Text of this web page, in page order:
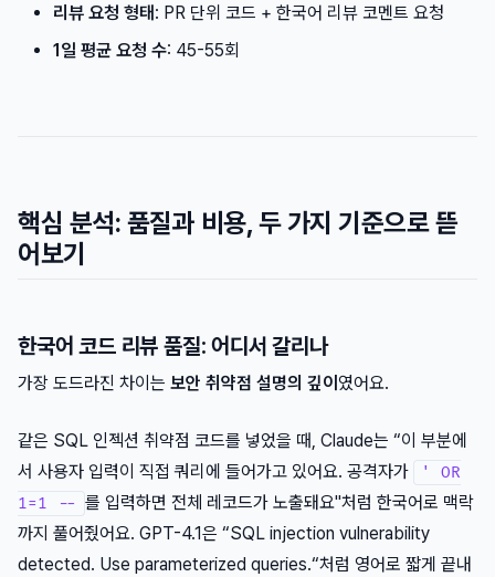
리뷰 요청 형태: PR 단위 코드 + 한국어 리뷰 코멘트 요청
1일 평균 요청 수: 45-55회
핵심 분석: 품질과 비용, 두 가지 기준으로 뜯
어보기
한국어 코드 리뷰 품질: 어디서 갈리나
가장 도드라진 차이는 보안 취약점 설명의 깊이 였어요.
같은 SQL 인젝션 취약점 코드를 넣었을 때, Claude는 “이 부분에
서 사용자 입력이 직접 쿼리에 들어가고 있어요. 공격자가
' OR
1=1 -- 를 입력하면 전체 레코드가 노출돼요"처럼 한국어로 맥락
까지 풀어줬어요. GPT-4.1은 “SQL injection vulnerability
detected. Use parameterized queries.“처럼 영어로 짧게 끝내